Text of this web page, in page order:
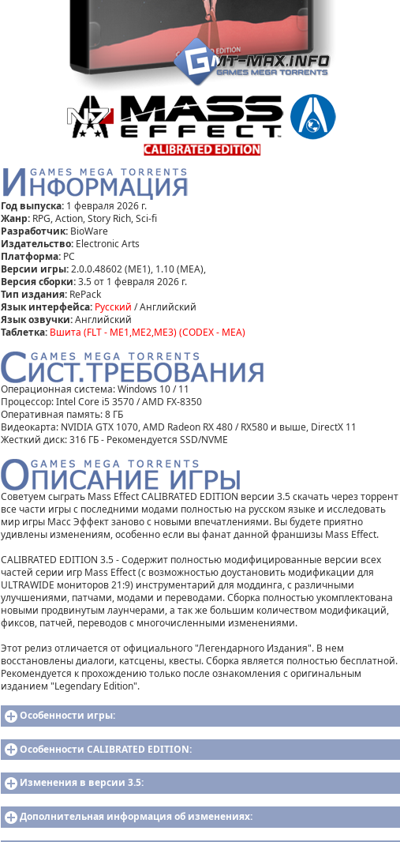
Год выпуска: 1 февраля 2026 г.
Жанр: RPG, Action, Story Rich, Sci-fi
Разработчик: BioWare
Издательство: Electronic Arts
Платформа: РС
Версии игры:2.0.0.48602 (ME1), 1.10 (MEA),
Версия сборки:3.5 от 1 февраля 2026 г.
Тип издания: RePack
Язык интерфейса: Русский / Английский
Язык озвучки:Английский
Таблетка: Вшита (FLT - ME1,ME2,ME3) (CODEX - MEA)
Операционная система: Windows 10 / 11
Процессор: Intel Core i5 3570 / AMD FX-8350
Оперативная память: 8 ГБ
Видеокарта: NVIDIA GTX 1070, AMD Radeon RX 480 / RX580 и выше, DirectX 11
Жесткий диск: 316 ГБ - Рекомендуется SSD/NVME
Советуем сыграть Mass Effect CALIBRATED EDITION версии 3.5 скачать через торрент
все части игры с последними модами полностью на русском языке и исследовать
мир игры Масс Эффект заново с новыми впечатлениями. Вы будете приятно
удивлены изменениям, особенно если вы фанат данной франшизы Mass Effect.
CALIBRATED EDITION 3.5 - Содержит полностью модифицированные версии всех
частей серии игр Mass Effect (с возможностью доустановить модификации для
ULTRAWIDE мониторов 21:9) инструментарий для моддинга, с различными
улучшениями, патчами, модами и переводами. Сборка полностью укомплектована
новыми продвинутым лаунчерами, а так же большим количеством модификаций,
фиксов, патчей, переводов с многочисленными изменениями.
Этот релиз отличается от официального "Легендарного Издания". В нем
восстановлены диалоги, катсцены, квесты. Сборка является полностью бесплатной.
Рекомендуется к прохождению только после ознакомления с оригинальным
изданием "Legendary Edition".
Особенности игры:
Особенности CALIBRATED EDITION:
Изменения в версии 3.5:
Дополнительная информация об изменениях: